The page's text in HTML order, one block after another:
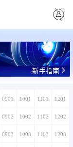
新手指南
0901 1001 1101 1201
0902 1002 1102 1202
0903 1003 1103 1203